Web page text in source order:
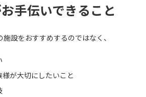
手伝いできること
設をおすすめするのではなく、
様が大切にしたいこと